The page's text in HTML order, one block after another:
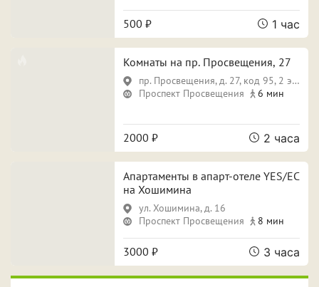
500 ₽ 1 час
Комнаты на пр. Просвещения, 27
пр. Просвещения, д. 27, код 95, 2 этаж
Проспект Просвещения
6 мин
2000 ₽ 2 часа
Апартаменты в апарт-отеле YES/ЕС
на Хошимина
ул. Хошимина, д. 16
Проспект Просвещения
8 мин
3000 ₽ 3 часа